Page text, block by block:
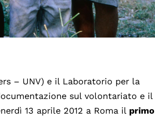
– UNV) e il Laboratorio per la
sul volontariato e il
13 aprile 2012 a Roma il primo